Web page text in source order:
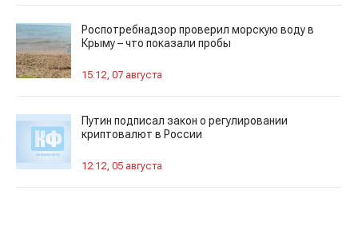
Роспотребнадзор проверил морскую воду в
Крыму – что показали пробы
15:12, 07 августа
Путин подписал закон о регулировании
криптовалют в России
12:12, 05 августа